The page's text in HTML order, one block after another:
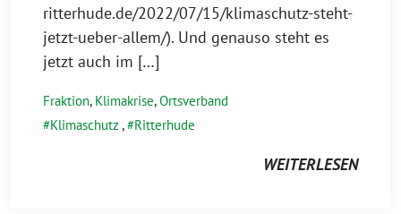
ritterhude.de/2022/07/15/klimaschutz-steht-
jetzt-ueber-allem/). Und genauso steht es
jetzt auch im […]
Fraktion, Klimakrise,Ortsverband
Klimaschutz , Ritterhude
WEITERLESEN